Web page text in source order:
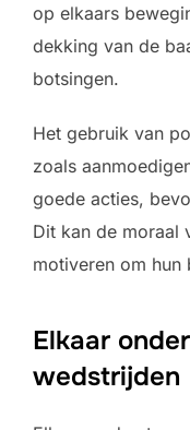
op elkaars
dekking van de
botsingen.
Het gebruik van
zoals
goede acties,
Dit kan de moraal
motiveren om hun
Elkaar
wedstrijden